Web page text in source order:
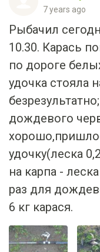
7 years ago
Рыбачил
10.30. Карась
по дороге
удочка стояла
дождевого
удочку(леска
на карпа -
раз для
6 кг карася.